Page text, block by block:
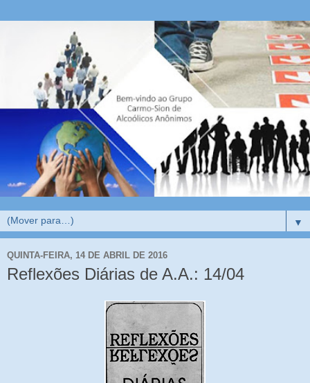
▼
QUINTA-FEIRA, 14 DE ABRIL DE 2016
Reflexões Diárias de A.A.: 14/04